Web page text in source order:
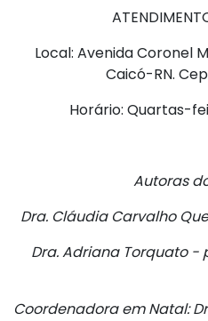
Local: Avenida Coronel
Caicó-RN.
Horário: Quartas-
Autoras
Dra. Cláudia Carvalho
Dra. Adriana Torquato -
Coordenadora em Natal: